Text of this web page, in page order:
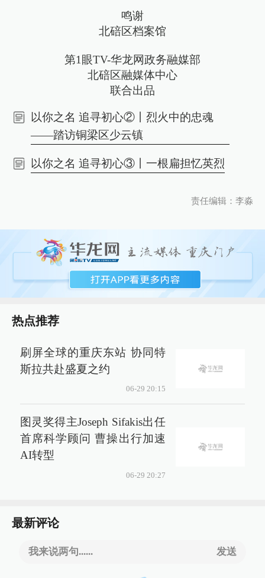
鸣谢
北碚区档案馆
第1眼TV-华龙网政务融媒部
北碚区融媒体中心
联合出品
以你之名 追寻初心②丨烈火中的忠魂
——踏访铜梁区少云镇
以你之名 追寻初心③丨一根扁担忆英烈
责任编辑：李淼
热点推荐
刷屏全球的重庆东站 协同特
斯拉共赴盛夏之约
06-29 20:15
图灵奖得主Joseph Sifakis出任
首席科学顾问 曹操出行加速
AI转型
06-29 20:27
最新评论
我来说两句...... 发送